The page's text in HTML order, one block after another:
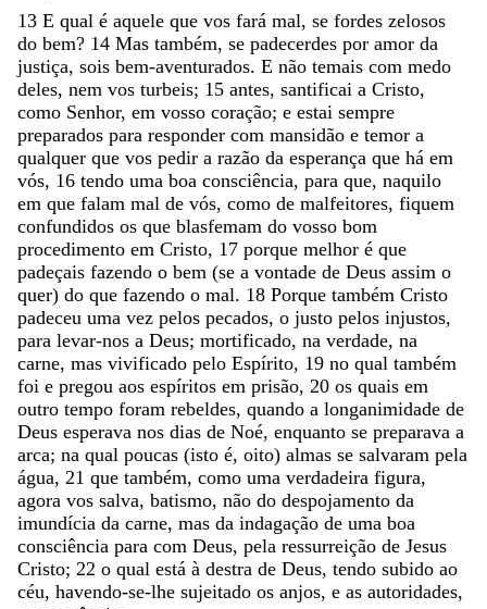
13 E qual é aquele que vos fará mal, se fordes zelosos
do bem? 14 Mas também, se padecerdes por amor da
justiça, sois bem-aventurados. E não temais com medo
deles, nem vos turbeis; 15 antes, santificai a Cristo,
como Senhor, em vosso coração; e estai sempre
preparados para responder com mansidão e temor a
qualquer que vos pedir a razão da esperança que há em
vós, 16 tendo uma boa consciência, para que, naquilo
em que falam mal de vós, como de malfeitores, fiquem
confundidos os que blasfemam do vosso bom
procedimento em Cristo, 17 porque melhor é que
padeçais fazendo o bem (se a vontade de Deus assim o
quer) do que fazendo o mal. 18 Porque também Cristo
padeceu uma vez pelos pecados, o justo pelos injustos,
para levar-nos a Deus; mortificado, na verdade, na
carne, mas vivificado pelo Espírito, 19 no qual também
foi e pregou aos espíritos em prisão, 20 os quais em
outro tempo foram rebeldes, quando a longanimidade de
Deus esperava nos dias de Noé, enquanto se preparava a
arca; na qual poucas (isto é, oito) almas se salvaram pela
água, 21 que também, como uma verdadeira figura,
agora vos salva, batismo, não do despojamento da
imundícia da carne, mas da indagação de uma boa
consciência para com Deus, pela ressurreição de Jesus
Cristo; 22 o qual está à destra de Deus, tendo subido ao
céu, havendo-se-lhe sujeitado os anjos, e as autoridades,